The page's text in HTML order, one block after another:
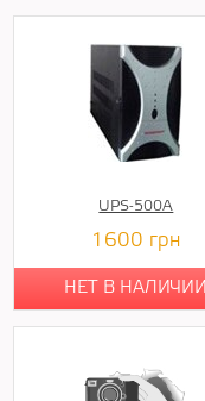
UPS-500A
1600 грн
НЕТ В НАЛИЧИИ